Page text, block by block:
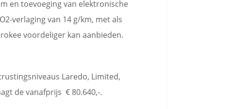
en toevoeging van elektronische
verlaging van 14 g/km, met als
voordeliger kan aanbieden.
Laredo, Limited,
de vanafprijs € 80.640,-.